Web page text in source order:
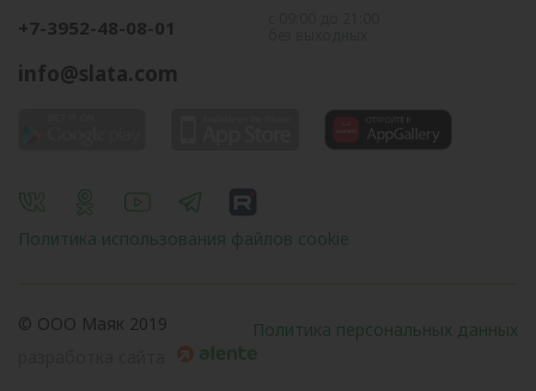
+7-3952-48-08-01
info@slata.com
Политика использования файлов cookie
© OOO Маяк 2019
Политика персональных данных